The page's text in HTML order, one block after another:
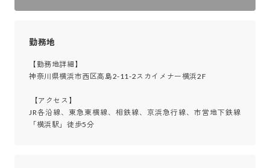
勤務地
【勤務地詳細】
神奈川県横浜市西区高島2-11-2スカイメナー横浜2F
JR各沿線、東急東横線、相鉄線、京浜急行線、市営地下鉄線
「横浜駅」徒歩5分